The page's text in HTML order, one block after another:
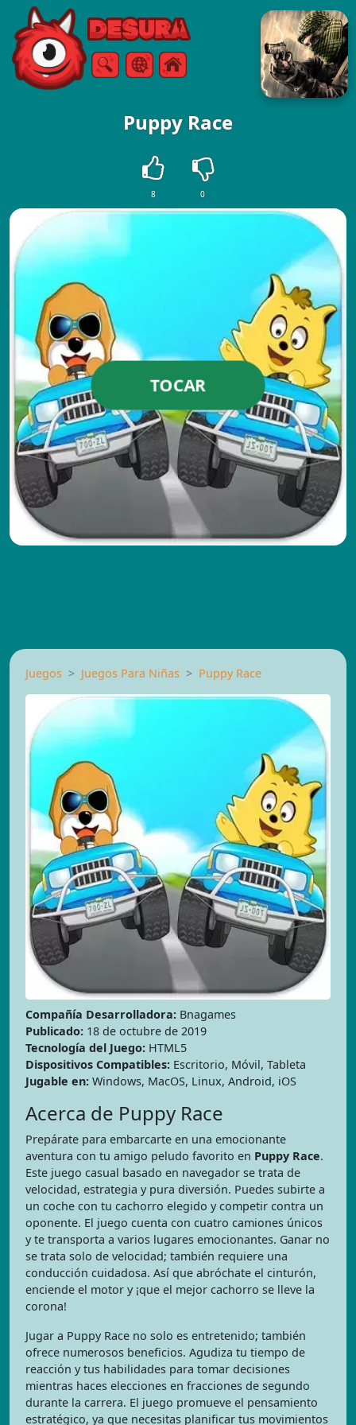
Free Online Games
BuscarMenú
Puppy Race
8 0
TOCAR
Juegos Juegos Para Niñas Puppy Race
Compañía Desarrolladora: Bnagames
Publicado: 18 de octubre de 2019
Tecnología del Juego: HTML5
Dispositivos Compatibles: Escritorio, Móvil, Tableta
Jugable en: Windows, MacOS, Linux, Android, iOS
Acerca de Puppy Race
Prepárate para embarcarte en una emocionante
aventura con tu amigo peludo favorito en Puppy Race.
Este juego casual basado en navegador se trata de
velocidad, estrategia y pura diversión. Puedes subirte a
un coche con tu cachorro elegido y competir contra un
oponente. El juego cuenta con cuatro camiones únicos
y te transporta a varios lugares emocionantes. Ganar no
se trata solo de velocidad; también requiere una
conducción cuidadosa. Así que abróchate el cinturón,
enciende el motor y ¡que el mejor cachorro se lleve la
corona!
Jugar a Puppy Race no solo es entretenido; también
ofrece numerosos beneficios. Agudiza tu tiempo de
reacción y tus habilidades para tomar decisiones
mientras haces elecciones en fracciones de segundo
durante la carrera. El juego promueve el pensamiento
estratégico, ya que necesitas planificar tus movimientos